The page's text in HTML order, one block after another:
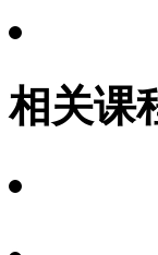
相关课